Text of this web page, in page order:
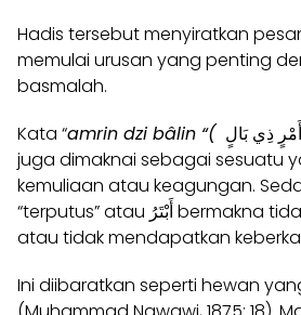
Hadis tersebut menyiratkan
memulai urusan yang penting
basmalah.
Kata “amrin dzi bâlin “(
juga dimaknai sebagai sesuatu
kemuliaan atau keagungan.
“terputus” atau أَبْتَرُ bermakna tidak akan sempurna
atau tidak mendapatkan
Ini diibaratkan seperti hewan